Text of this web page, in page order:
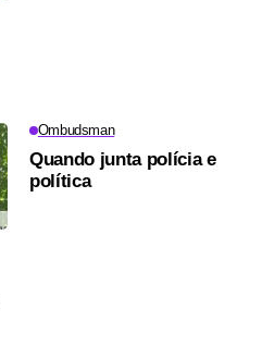
Ombudsman
Quando junta polícia e
política